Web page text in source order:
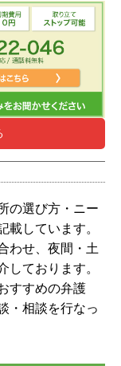
の選び方・ニー
載しています。
わせ、夜間・土
しております。
すすめの弁護
・相談を行なっ